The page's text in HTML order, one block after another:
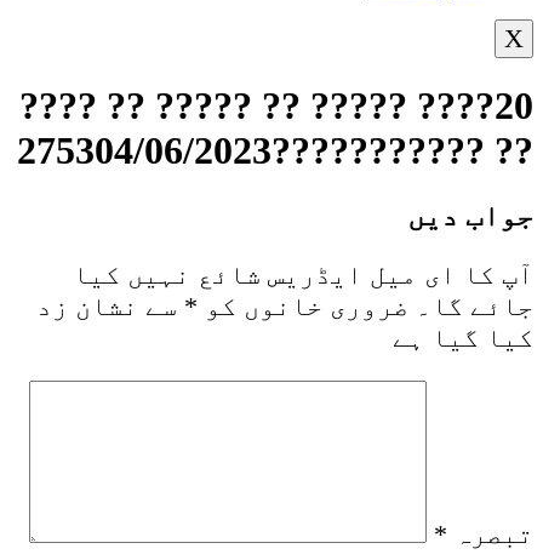
X
20???? ????? ?? ????? ?? ????
?? ???????????275304/06/2023
جواب دیں
آپ کا ای میل ایڈریس شائع نہیں کیا
جائے گا۔
ضروری خانوں کو * سے نشان زد
کیا گیا ہے
تبصرہ *